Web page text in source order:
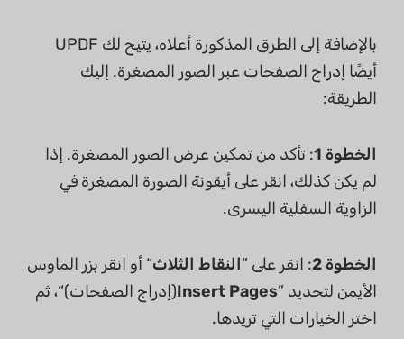
بالإضافة إلى الطرق المذكورة أعلاه، يتيح لك UPDF
أيضًا إدراج الصفحات عبر الصور المصغرة. إليك
الطريقة:
الخطوة 1
: تأكد من تمكين عرض الصور المصغرة. إذا
لم يكن كذلك، انقر على أيقونة الصورة المصغرة في
الزاوية السفلية اليسرى.
الخطوة 2 : انقر على ”النقاط الثلاث“ أو انقر بزر الماوس
الأيمن لتحديد ”Insert Pages(إدراج الصفحات)“، ثم
اختر الخيارات التي تريدها.